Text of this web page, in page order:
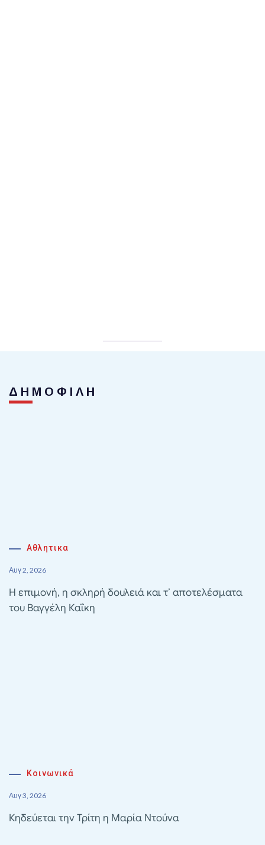
ΔΗΜΟΦΙΛΗ
Αθλητικα
Αυγ 2, 2026
Η επιμονή, η σκληρή δουλειά και τ’ αποτελέσματα
του Βαγγέλη Καΐκη
Κοινωνικά
Αυγ 3, 2026
Κηδεύεται την Τρίτη η Μαρία Ντούνα